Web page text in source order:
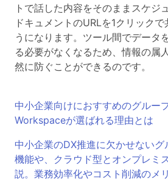
トで話した内容をそのままスケジ
ドキュメントのURLを1クリック
うになります。ツール間でデータ
る必要がなくなるため、情報の属
然に防ぐことができるのです。
中小企業向けにおすすめのグルー
Workspaceが選ばれる理由とは
中小企業のDX推進に欠かせない
機能や、クラウド型とオンプレミ
説。業務効率化やコスト削減のメ